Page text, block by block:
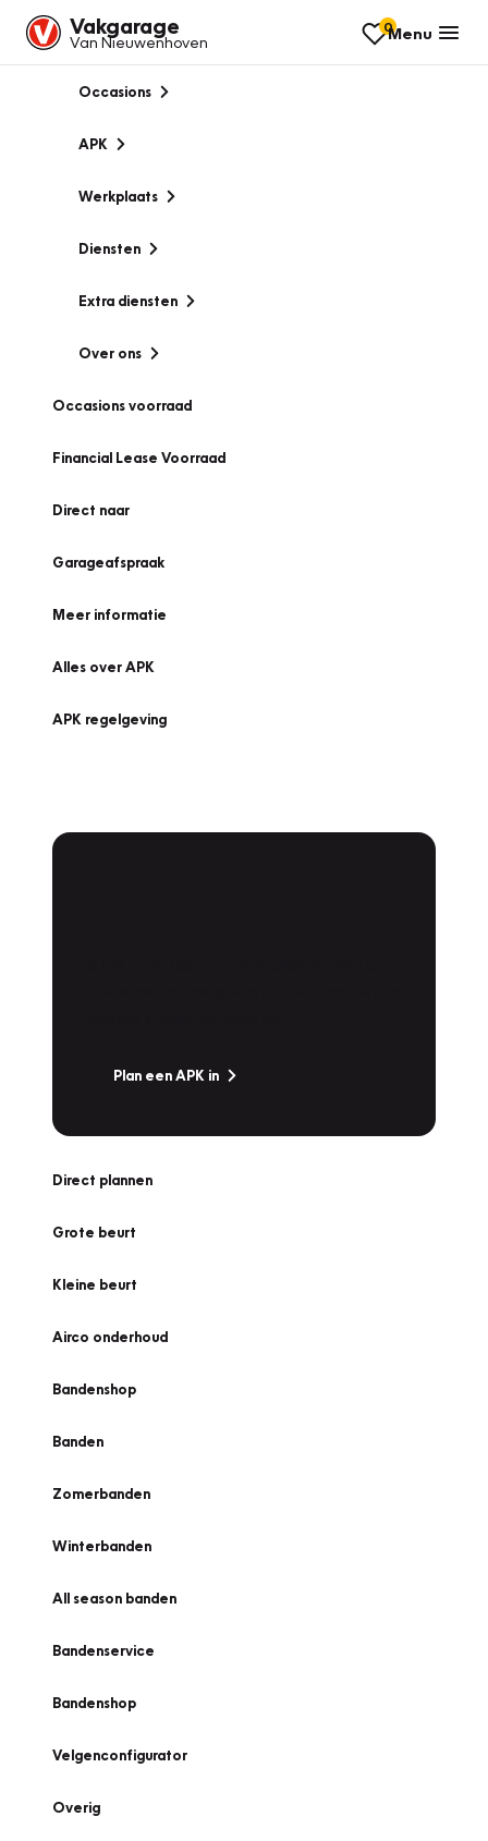
Vakgarage
Van Nieuwenhoven
0Menu
Occasions
APK
Werkplaats
Diensten
Extra diensten
Over ons
Occasions voorraad
Financial Lease Voorraad
Direct naar
Garageafspraak
Meer informatie
Alles over APK
APK regelgeving
Plan een APK in
Direct plannen
Grote beurt
Kleine beurt
Airco onderhoud
Bandenshop
Banden
Zomerbanden
Winterbanden
All season banden
Bandenservice
Bandenshop
Velgenconfigurator
Overig